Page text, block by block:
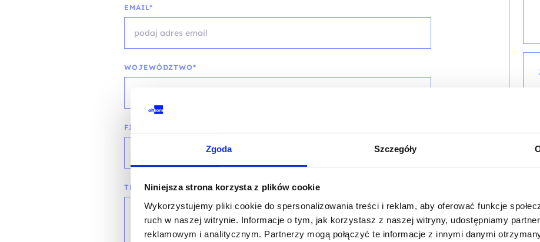
Zgoda Szczegóły
Niniejsza strona korzysta z plików cookie
Wykorzystujemy pliki cookie do spersonalizowania treści i reklam, aby oferować funkcje
ruch w naszej witrynie. Informacje o tym, jak korzystasz z naszej witryny, udostępniamy
reklamowym i analitycznym. Partnerzy mogą połączyć te informacje z innymi danymi
EMAIL*
WOJEWÓDZTWO*
FIRMA
TREŚĆ WIADOMOŚCI*